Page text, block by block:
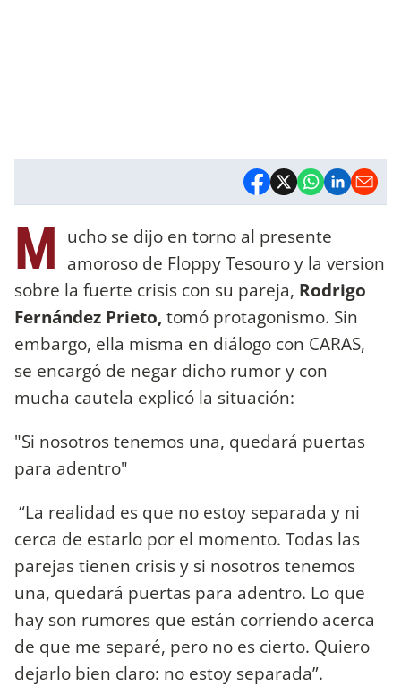
M ucho se dijo en torno al presente
amoroso de Floppy Tesouro y la version
sobre la fuerte crisis con su pareja, Rodrigo
Fernández Prieto,tomó protagonismo. Sin
embargo, ella misma en diálogo con CARAS,
se encargó de negar dicho rumor y con
mucha cautela explicó la situación:
"Si nosotros tenemos una, quedará puertas
para adentro"
“La realidad es que no estoy separada y ni
cerca de estarlo por el momento. Todas las
parejas tienen crisis y si nosotros tenemos
una, quedará puertas para adentro. Lo que
hay son rumores que están corriendo acerca
de que me separé, pero no es cierto. Quiero
dejarlo bien claro: no estoy separada”.